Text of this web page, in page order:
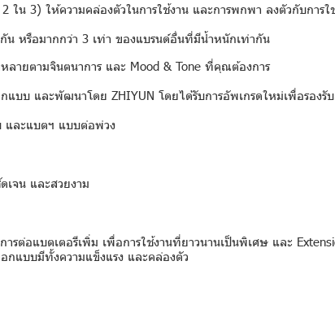
ให้ความคล่องตัวในการใช้งาน และการพกพา ลงตัวกับการใ
รือมากกว่า 3 เท่า ของแบรนด์อื่นที่มีน้ำหนักเท่ากัน
ตามจินตนาการ และ Mood & Tone ที่คุณต้องการ
และพัฒนาโดย ZHIYUN โดยได้รับการอัพเกรดใหม่เพื่อรองรับ
ละแบตฯ แบบต่อพ่วง
น และสวยงาม
แบตเตอรีเพิ่ม เพื่อการใช้งานที่ยาวนานเป็นพิเศษ และ
กแบบมีทั้งความแข็งแรง และคล่องตัว